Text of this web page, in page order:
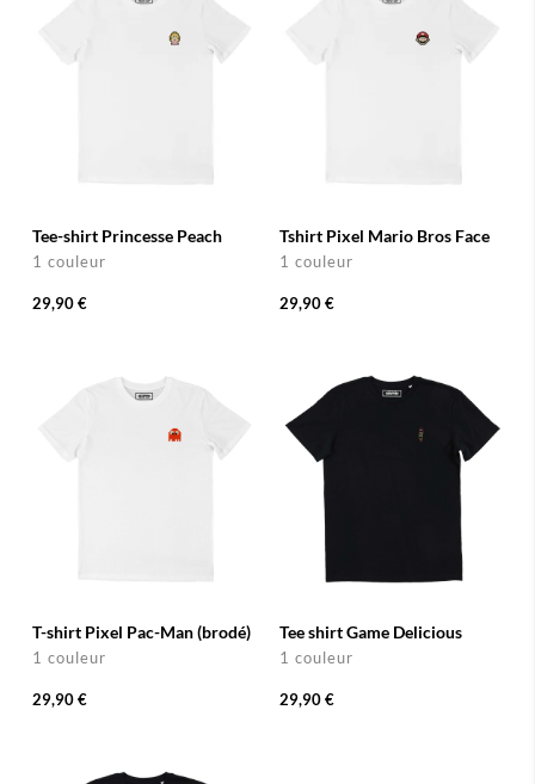
Tee-shirt Princesse Peach
1 couleur
29,90 €
Tshirt Pixel Mario Bros Face
1 couleur
29,90 €
T-shirt Pixel Pac-Man (brodé)
1 couleur
29,90 €
Tee shirt Game Delicious
1 couleur
29,90 €